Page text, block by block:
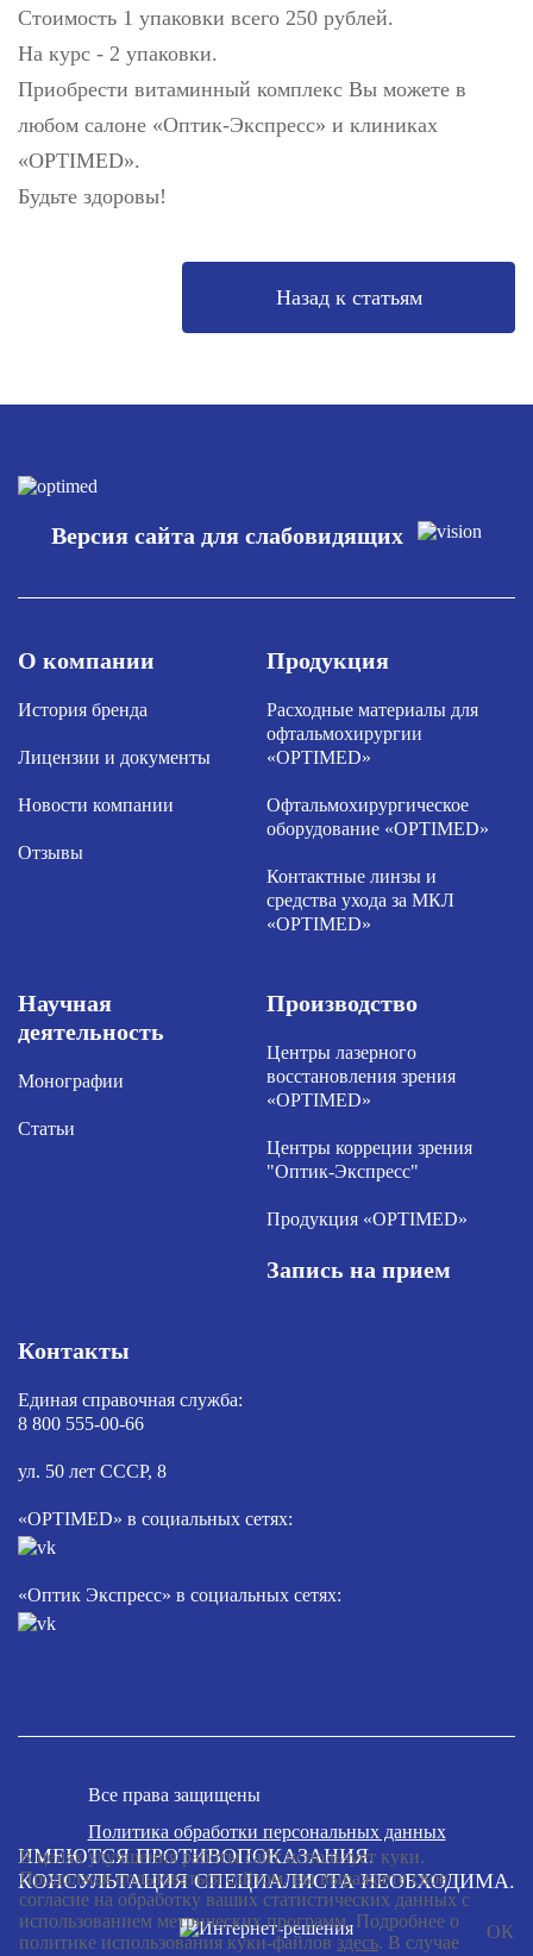
Стоимость 1 упаковки всего 250 рублей.
На курс - 2 упаковки.
Приобрести витаминный комплекс Вы можете в
любом салоне «Оптик-Экспресс» и клиниках
«OPTIMED».
Будьте здоровы!
Назад к статьям
Версия сайта для слабовидящих
О компании
История бренда
Лицензии и документы
Новости компании
Отзывы
Продукция
Расходные материалы для
офтальмохирургии
«OPTIMED»
Офтальмохирургическое
оборудование «OPTIMED»
Контактные линзы и
средства ухода за МКЛ
«OPTIMED»
Научная
деятельность
Монографии
Статьи
Производство
Центры лазерного
восстановления зрения
«OPTIMED»
Центры корреции зрения
"Оптик-Экспресс"
Продукция «OPTIMED»
Запись на прием
Контакты
Единая справочная служба:
8 800 555-00-66
ул. 50 лет СССР, 8
«OPTIMED» в социальных сетях:
«Оптик Экспресс» в социальных сетях:
Все права защищены
Политика обработки персональных данных
ИМЕЮТСЯ ПРОТИВОПОКАЗАНИЯ.
КОНСУЛЬТАЦИЯ СПЕЦИАЛИСТА НЕОБХОДИМА.
В целях улучшения работы сайт использует куки.
Продолжая пользоваться сайтом, вы выражаете свое
согласие на обработку ваших статистических данных с
использованием метрических программ. Подробнее о
политике использования куки-файлов здесь. В случае
ОК